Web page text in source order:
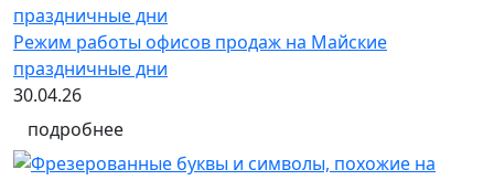
Режим работы офисов продаж на Майские
праздничные дни
30.04.26
подробнее